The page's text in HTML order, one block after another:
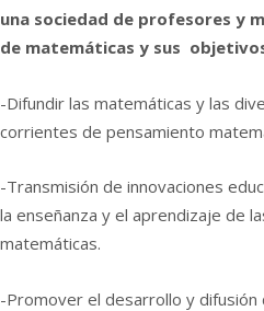
una sociedad de profesores y
de matemáticas y sus
-Difundir las matemáticas y las
corrientes de pensamiento
-Transmisión de innovaciones
la enseñanza y el aprendizaje de
matemáticas.
-Promover el desarrollo y difusión